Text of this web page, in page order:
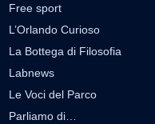
Free sport
L’Orlando Curioso
La Bottega di Filosofia
Labnews
Le Voci del Parco
Parliamo di…